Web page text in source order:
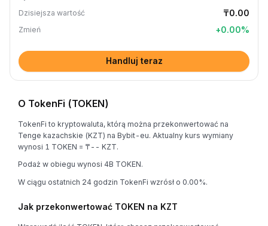
Dzisiejsza wartość ₸0.00
Zmień +0.00%
Handluj teraz
O TokenFi (TOKEN)
TokenFi to kryptowaluta, którą można przekonwertować na
Tenge kazachskie (KZT) na Bybit-eu. Aktualny kurs wymiany
wynosi 1 TOKEN = ₸-- KZT.
Podaż w obiegu wynosi 4B TOKEN.
W ciągu ostatnich 24 godzin TokenFi wzrósł o 0.00%.
Jak przekonwertować TOKEN na KZT